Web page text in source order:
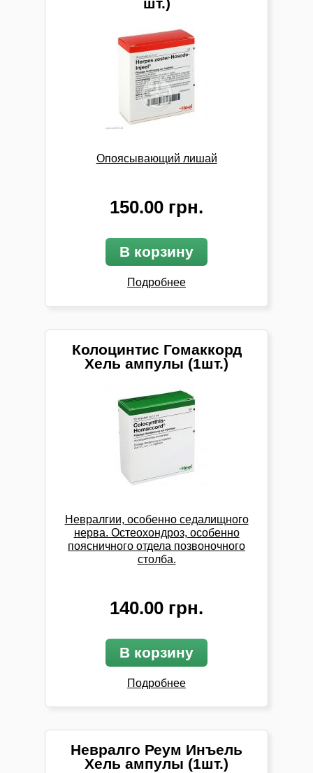
Опоясывающий лишай
150.00 грн.
В корзину
Подробнее
Колоцинтис Гомаккорд
Хель ампулы (1шт.)
Невралгии, особенно седалищного
нерва. Остеохондроз, особенно
поясничного отдела позвоночного
столба.
140.00 грн.
В корзину
Подробнее
Невралго Реум Инъель
Хель ампулы (1шт.)